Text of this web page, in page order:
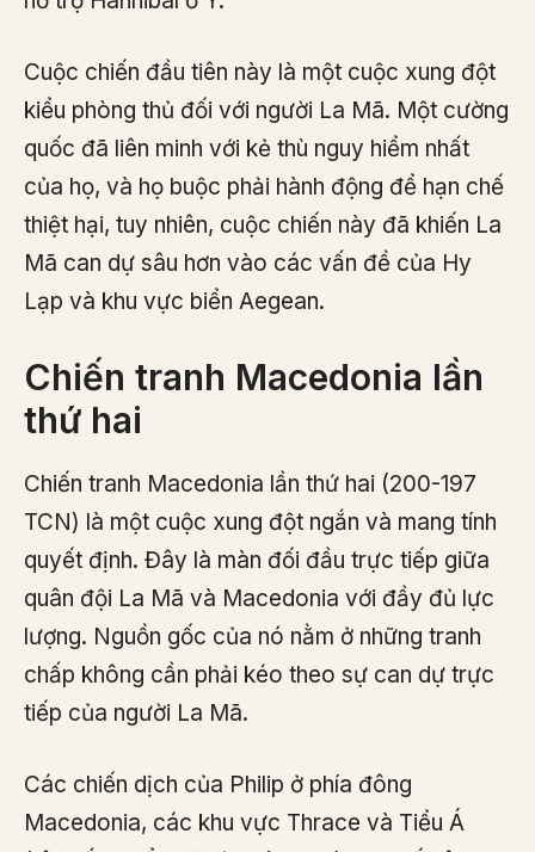
Cuộc chiến đầu tiên này là một cuộc xung đột
kiểu phòng thủ đối với người La Mã. Một cường
quốc đã liên minh với kẻ thù nguy hiểm nhất
của họ, và họ buộc phải hành động để hạn chế
thiệt hại, tuy nhiên, cuộc chiến này đã khiến La
Mã can dự sâu hơn vào các vấn đề của Hy
Lạp và khu vực biển Aegean.
Chiến tranh Macedonia lần
thứ hai
Chiến tranh Macedonia lần thứ hai (200-197
TCN) là một cuộc xung đột ngắn và mang tính
quyết định. Đây là màn đối đầu trực tiếp giữa
quân đội La Mã và Macedonia với đầy đủ lực
lượng. Nguồn gốc của nó nằm ở những tranh
chấp không cần phải kéo theo sự can dự trực
tiếp của người La Mã.
Các chiến dịch của Philip ở phía đông
Macedonia, các khu vực Thrace và Tiểu Á